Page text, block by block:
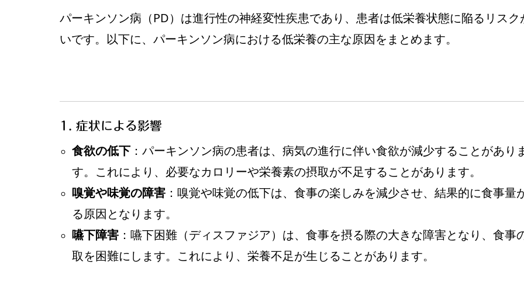
パーキンソン病（PD）は進行性の神経変性疾患であり、患者は低栄養状態に陥るリスク
いです。以下に、パーキンソン病における低栄養の主な原因をまとめます。
1. 症状による影響
食欲の低下：パーキンソン病の患者は、病気の進行に伴い食欲が減少することがあり
す。これにより、必要なカロリーや栄養素の摂取が不足することがあります。
嗅覚や味覚の障害：嗅覚や味覚の低下は、食事の楽しみを減少させ、結果的に食事量
る原因となります。
嚥下障害：嚥下困難（ディスファジア）は、食事を摂る際の大きな障害となり、食事
取を困難にします。これにより、栄養不足が生じることがあります。